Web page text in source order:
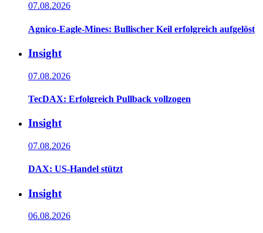
07.08.2026
Agnico-Eagle-Mines: Bullischer Keil erfolgreich aufgelöst
Insight
07.08.2026
TecDAX: Erfolgreich Pullback vollzogen
Insight
07.08.2026
DAX: US-Handel stützt
Insight
06.08.2026